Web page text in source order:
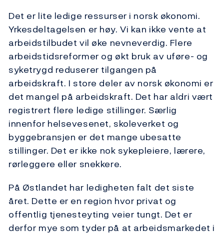
Det er lite ledige ressurser i norsk økonomi.
Yrkesdeltagelsen er høy. Vi kan ikke vente at
arbeidstilbudet vil øke nevneverdig. Flere
arbeidstidsreformer og økt bruk av uføre- og
syketrygd reduserer tilgangen på
arbeidskraft. I store deler av norsk økonomi er
det mangel på arbeidskraft. Det har aldri vært
registrert flere ledige stillinger. Særlig
innenfor helsevesenet, skoleverket og
byggebransjen er det mange ubesatte
stillinger. Det er ikke nok sykepleiere, lærere,
rørleggere eller snekkere.
På Østlandet har ledigheten falt det siste
året. Dette er en region hvor privat og
offentlig tjenesteyting veier tungt. Det er
derfor mye som tyder på at arbeidsmarkedet i